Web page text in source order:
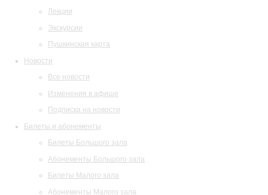
Лекции
Экскурсии
Пушкинская карта
Новости
Все новости
Изменения в афише
Подписка на новости
Билеты и абонементы
Билеты Большого зала
Абонементы Большого зала
Билеты Малого зала
Абонементы Малого зала